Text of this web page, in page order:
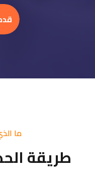
ما
طريقة